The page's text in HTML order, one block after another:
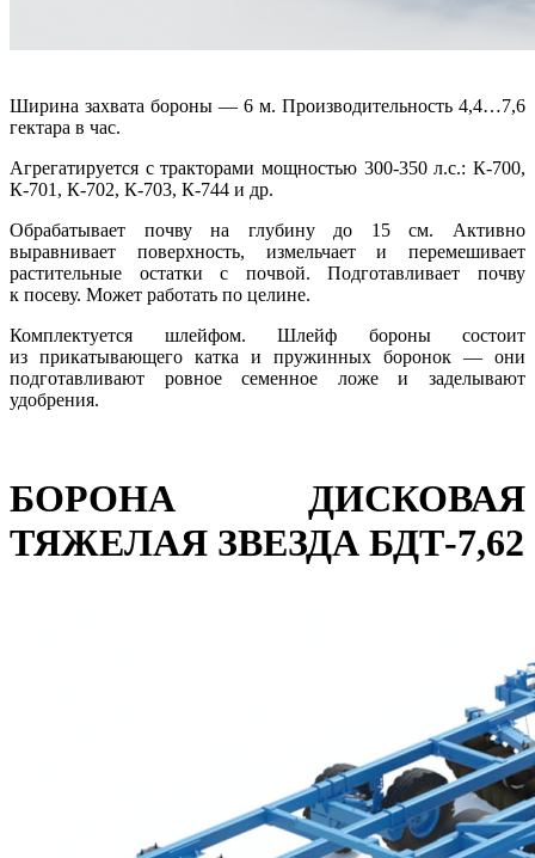
Ширина захвата бороны — 6 м. Производительность 4,4…7,6
гектара в час.
Агрегатируется с тракторами мощностью 300-350 л.с.: К-700,
К-701, К-702, К-703, К-744 и др.
Обрабатывает почву на глубину до 15 см. Активно
выравнивает поверхность, измельчает и перемешивает
растительные остатки с почвой. Подготавливает почву
к посеву. Может работать по целине.
Комплектуется шлейфом. Шлейф бороны состоит
из прикатывающего катка и пружинных боронок — они
подготавливают ровное семенное ложе и заделывают
удобрения.
БОРОНА ДИСКОВАЯ
ТЯЖЕЛАЯ ЗВЕЗДА БДТ-7,62